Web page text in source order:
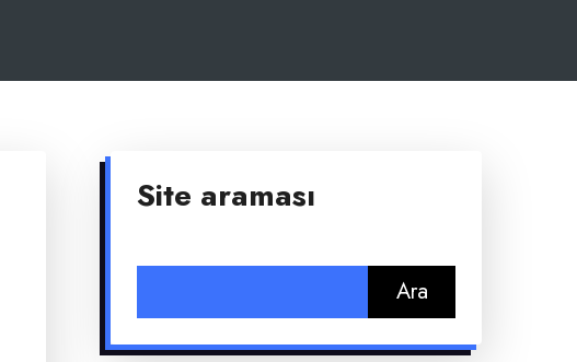
Site araması